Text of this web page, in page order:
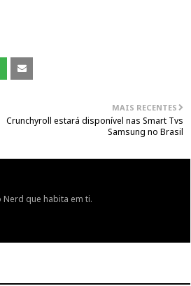
MAIS RECENTES
Crunchyroll estará disponível nas Smart Tvs
Samsung no Brasil
que habita em ti.